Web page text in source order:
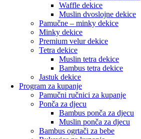
Waffle dekice
Muslin dvoslojne dekice
Pamučne – minky dekice
Minky dekice
Premium velur dekice
Tetra dekice
Muslin tetra dekice
Bambus tetra dekice
Jastuk dekice
Program za kupanje
Pamučni ručnici za kupanje
Ponča za djecu
Bambus ponča za djecu
Muslin ponča za djecu
Bambus ogrtači za bebe